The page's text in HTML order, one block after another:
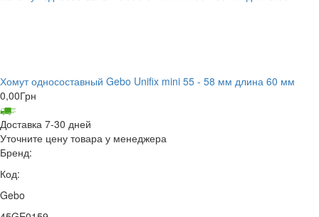
Хомут односоставный Gebo Unifix mini 55 - 58 мм длина 60 мм
0,00Грн
Доставка 7-30 дней
Уточните цену товара у менеджера
Бренд:
Код:
Gebo